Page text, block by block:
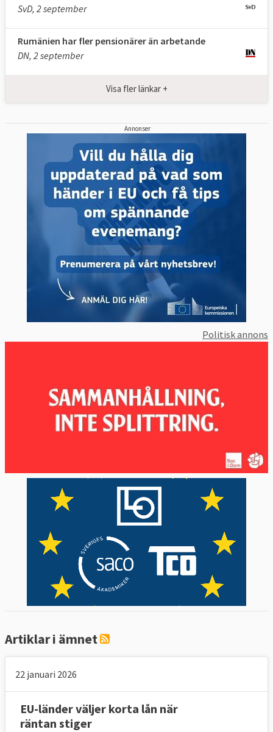
SvD, 2 september
Rumänien har fler pensionärer än arbetande
DN, 2 september
Visa fler länkar +
Annonser
Politisk annons
Artiklar i ämnet
22 januari 2026
EU-länder väljer korta lån när
räntan stiger